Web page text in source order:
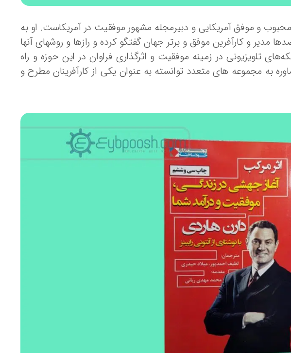
و موفق آمریکایی و دبیرمجله مشهور موفقیت در آمریکاست. او به
و کارآفرین موفق و برتر جهان گفتگو کرده و رازها و روشهای آنها
تلویزیونی در زمینه موفقیت و اثرگذاری فراوان در این حوزه و راه
به مجموعه های متعدد توانسته به عنوان یکی از کارآفرینان مطرح و